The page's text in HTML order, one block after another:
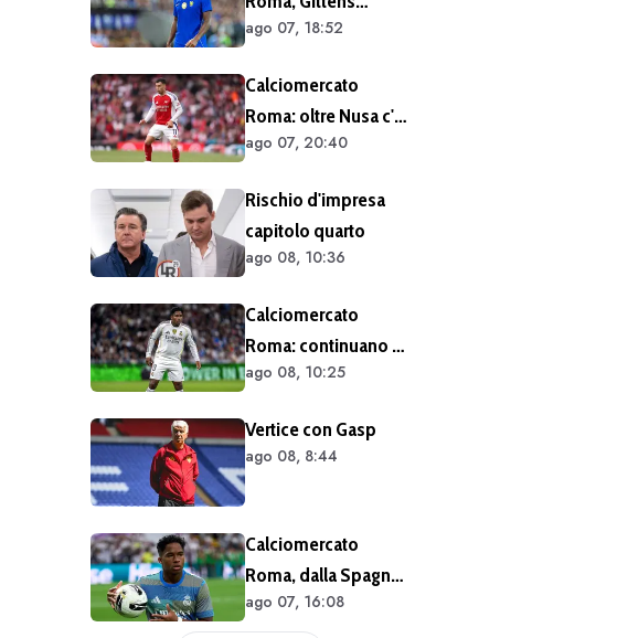
nuovo nome per
operazione fattibile
solo in prestito
ago 07, 18:52
Calciomercato
Roma: oltre Nusa c'è
anche Martinelli
ago 07, 20:40
Rischio d'impresa
capitolo quarto
ago 08, 10:36
Calciomercato
Roma: continuano i
contatti per Endrick
ago 08, 10:25
Vertice con Gasp
ago 08, 8:44
Calciomercato
Roma, dalla Spagna:
il Real Madrid ha
ago 07, 16:08